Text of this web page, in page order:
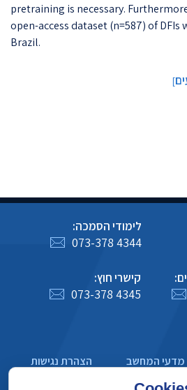
pretraining is necessary.
open-access dataset (n=587) of DFIs
Brazil.
]
לימודי הסמכה:
073-378 4344
קישרי חוץ:
073-378 4345
מדעי המחשב
הצהרת נגישות
פרטיות